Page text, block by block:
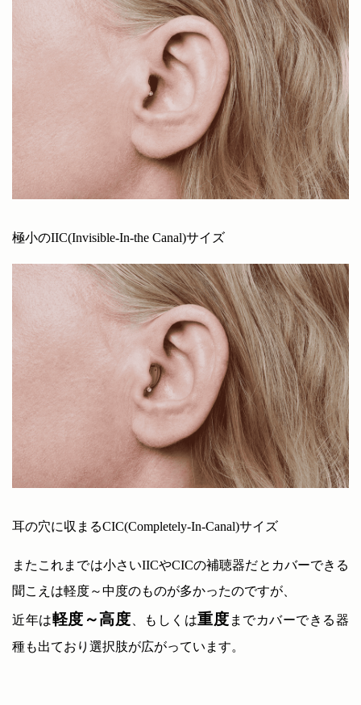
極小のIIC(Invisible-In-the Canal)サイズ
耳の穴に収まるCIC(Completely-In-Canal)サイズ
またこれまでは小さいIICやCICの補聴器だとカバーできる
聞こえは軽度～中度のものが多かったのですが、
近年は軽度～高度 、もしくは重度 までカバーできる器
種も出ており選択肢が広がっています。